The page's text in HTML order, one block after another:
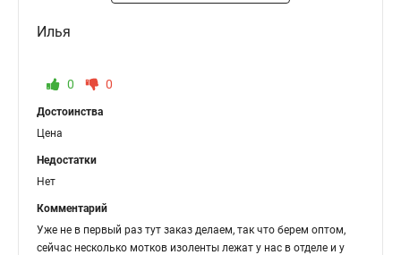
Илья
0 0
Достоинства
Цена
Недостатки
Нет
Комментарий
Уже не в первый раз тут заказ делаем, так что берем оптом,
сейчас несколько мотков изоленты лежат у нас в отделе и у